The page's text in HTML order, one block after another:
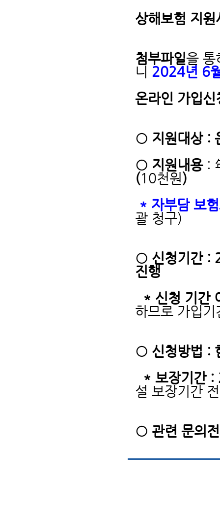
상해보험 지
첨부파일을 통
니 2024년 6
온라인 가입신
○ 지원대상 :
○ 지원내용:
(10천원)
* 자부담 보
괄 청구)
○ 신청기간 :
진행
* 신청 기간
하므로 가입기
○ 신청방법 :
* 보장기간
설 보장기간
○ 관련 문의